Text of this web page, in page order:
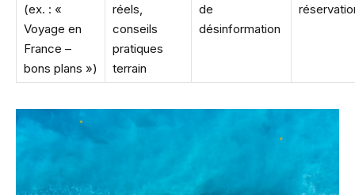
(ex. : «
Voyage en
France –
bons plans »)
réels,
conseils
pratiques
terrain
de
désinformation